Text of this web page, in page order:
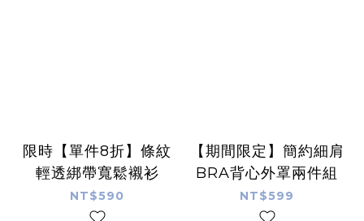
限時【單件8折】條紋
輕透綁帶寬鬆襯衫
NT$590
【期間限定】簡約細肩
BRA背心外罩兩件組
NT$599